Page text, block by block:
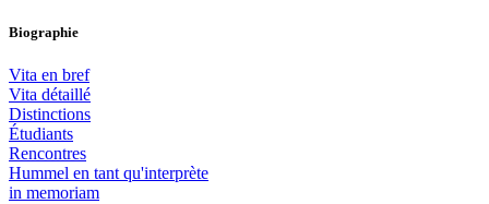
Biographie
Vita en bref
Vita détaillé
Distinctions
Étudiants
Rencontres
Hummel en tant qu'interprète
in memoriam